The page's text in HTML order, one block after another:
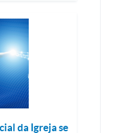
da Igreja se